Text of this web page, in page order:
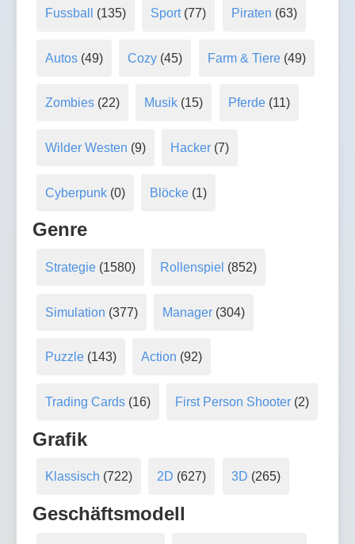
Fussball (135) Sport(77) Piraten (63)
Autos(49) Cozy (45) Farm & Tiere(49)
Zombies(22) Musik (15) Pferde(11)
Wilder Westen (9) Hacker (7)
Cyberpunk(0) Blöcke (1)
Genre
Strategie(1580) Rollenspiel (852)
Simulation (377) Manager (304)
Puzzle(143) Action (92)
Trading Cards(16) First Person Shooter (2)
Grafik
Klassisch (722) 2D (627) 3D (265)
Geschäftsmodell